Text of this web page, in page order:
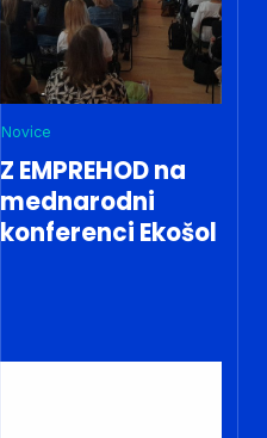
Novice
Z EMPREHOD na
mednarodni
konferenci Ekošol